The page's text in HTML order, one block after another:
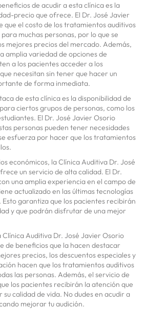
de acudir a esta clínica es la
precio que ofrece. El Dr. José Javier
que el costo de los tratamientos auditivos
muchas personas, por lo que se
mejores precios del mercado. Además,
amplia variedad de opciones de
a los pacientes acceder a los
necesitan sin tener que hacer un
de forma inmediata.
de esta clínica es la disponibilidad de
ciertos grupos de personas, como los
El Dr. José Javier Osorio
personas pueden tener necesidades
esfuerza por hacer que los tratamientos
económicos, la Clínica Auditiva Dr. José
un servicio de alta calidad. El Dr.
una amplia experiencia en el campo de
actualizado en las últimas tecnologías
Esto garantiza que los pacientes recibirán
y que podrán disfrutar de una mejor
Clínica Auditiva Dr. José Javier Osorio
de beneficios que la hacen destacar
precios, los descuentos especiales y
hacen que los tratamientos auditivos
las personas. Además, el servicio de
los pacientes recibirán la atención que
calidad de vida. No dudes en acudir a
mejorar tu audición.